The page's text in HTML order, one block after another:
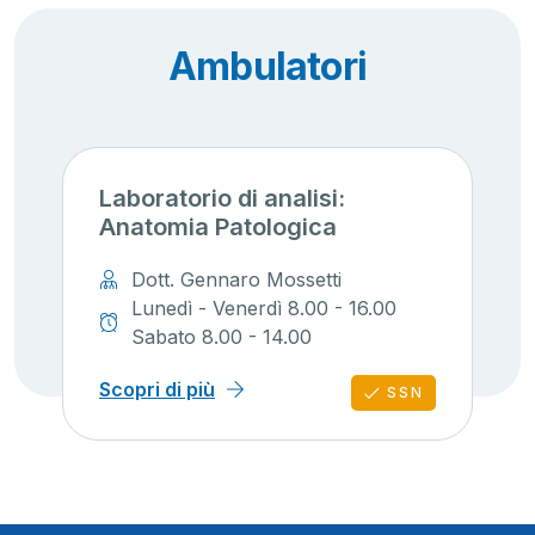
Ambulatori
Laboratorio di analisi:
Anatomia Patologica
Dott. Gennaro Mossetti
Lunedì - Venerdì 8.00 - 16.00
Sabato 8.00 - 14.00
Scopri di più SSN